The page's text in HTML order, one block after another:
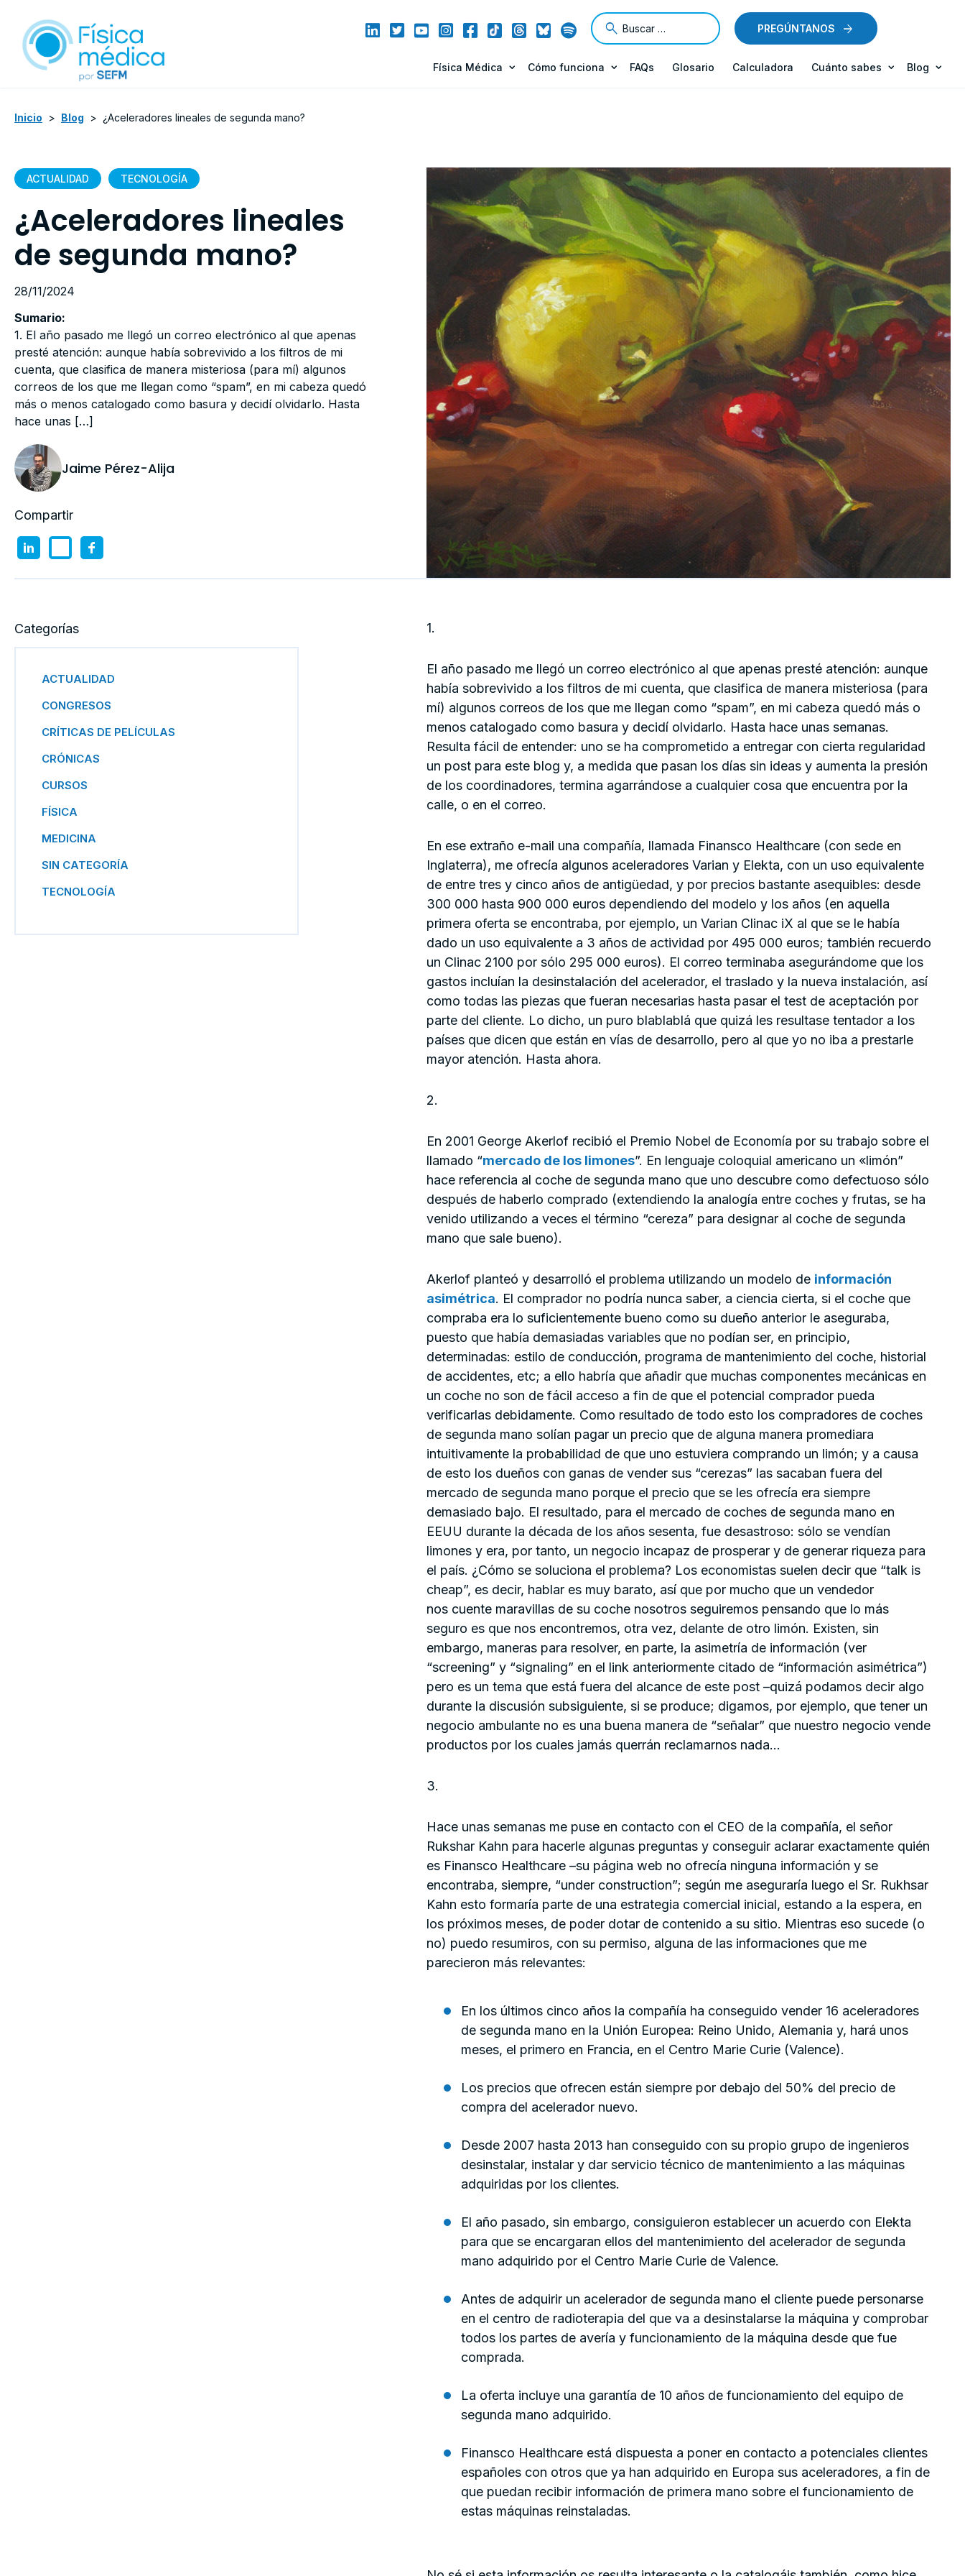
PREGÚNTANOS
Física Médica Cómo funciona FAQs Glosario Calculadora Cuánto sabes Blog
Inicio > Blog > ¿Aceleradores lineales de segunda mano?
ACTUALIDAD TECNOLOGÍA
¿Aceleradores lineales
de segunda mano?
28/11/2024
Sumario:
1. El año pasado me llegó un correo electrónico al que apenas
presté atención: aunque había sobrevivido a los filtros de mi
cuenta, que clasifica de manera misteriosa (para mí) algunos
correos de los que me llegan como “spam”, en mi cabeza quedó
más o menos catalogado como basura y decidí olvidarlo. Hasta
hace unas […]
Jaime Pérez-Alija
Compartir
Categorías
ACTUALIDAD
CONGRESOS
CRÍTICAS DE PELÍCULAS
CRÓNICAS
CURSOS
FÍSICA
MEDICINA
SIN CATEGORÍA
TECNOLOGÍA
1.
El año pasado me llegó un correo electrónico al que apenas presté atención: aunque
había sobrevivido a los filtros de mi cuenta, que clasifica de manera misteriosa (para
mí) algunos correos de los que me llegan como “spam”, en mi cabeza quedó más o
menos catalogado como basura y decidí olvidarlo. Hasta hace unas semanas.
Resulta fácil de entender: uno se ha comprometido a entregar con cierta regularidad
un post para este blog y, a medida que pasan los días sin ideas y aumenta la presión
de los coordinadores, termina agarrándose a cualquier cosa que encuentra por la
calle, o en el correo.
En ese extraño e-mail una compañía, llamada Finansco Healthcare (con sede en
Inglaterra), me ofrecía algunos aceleradores Varian y Elekta, con un uso equivalente
de entre tres y cinco años de antigüedad, y por precios bastante asequibles: desde
300 000 hasta 900 000 euros dependiendo del modelo y los años (en aquella
primera oferta se encontraba, por ejemplo, un Varian Clinac iX al que se le había
dado un uso equivalente a 3 años de actividad por 495 000 euros; también recuerdo
un Clinac 2100 por sólo 295 000 euros). El correo terminaba asegurándome que los
gastos incluían la desinstalación del acelerador, el traslado y la nueva instalación, así
como todas las piezas que fueran necesarias hasta pasar el test de aceptación por
parte del cliente. Lo dicho, un puro blablablá que quizá les resultase tentador a los
países que dicen que están en vías de desarrollo, pero al que yo no iba a prestarle
mayor atención. Hasta ahora.
2.
En 2001 George Akerlof recibió el Premio Nobel de Economía por su trabajo sobre el
llamado “mercado de los limones”. En lenguaje coloquial americano un «limón”
hace referencia al coche de segunda mano que uno descubre como defectuoso sólo
después de haberlo comprado (extendiendo la analogía entre coches y frutas, se ha
venido utilizando a veces el término “cereza” para designar al coche de segunda
mano que sale bueno).
Akerlof planteó y desarrolló el problema utilizando un modelo de información
asimétrica. El comprador no podría nunca saber, a ciencia cierta, si el coche que
compraba era lo suficientemente bueno como su dueño anterior le aseguraba,
puesto que había demasiadas variables que no podían ser, en principio,
determinadas: estilo de conducción, programa de mantenimiento del coche, historial
de accidentes, etc; a ello habría que añadir que muchas componentes mecánicas en
un coche no son de fácil acceso a fin de que el potencial comprador pueda
verificarlas debidamente. Como resultado de todo esto los compradores de coches
de segunda mano solían pagar un precio que de alguna manera promediara
intuitivamente la probabilidad de que uno estuviera comprando un limón; y a causa
de esto los dueños con ganas de vender sus “cerezas” las sacaban fuera del
mercado de segunda mano porque el precio que se les ofrecía era siempre
demasiado bajo. El resultado, para el mercado de coches de segunda mano en
EEUU durante la década de los años sesenta, fue desastroso: sólo se vendían
limones y era, por tanto, un negocio incapaz de prosperar y de generar riqueza para
el país. ¿Cómo se soluciona el problema? Los economistas suelen decir que “talk is
cheap”, es decir, hablar es muy barato, así que por mucho que un vendedor
nos cuente maravillas de su coche nosotros seguiremos pensando que lo más
seguro es que nos encontremos, otra vez, delante de otro limón. Existen, sin
embargo, maneras para resolver, en parte, la asimetría de información (ver
“screening” y “signaling” en el link anteriormente citado de “información asimétrica”)
pero es un tema que está fuera del alcance de este post –quizá podamos decir algo
durante la discusión subsiguiente, si se produce; digamos, por ejemplo, que tener un
negocio ambulante no es una buena manera de “señalar” que nuestro negocio vende
productos por los cuales jamás querrán reclamarnos nada…
3.
Hace unas semanas me puse en contacto con el CEO de la compañía, el señor
Rukshar Kahn para hacerle algunas preguntas y conseguir aclarar exactamente quién
es Finansco Healthcare –su página web no ofrecía ninguna información y se
encontraba, siempre, “under construction”; según me aseguraría luego el Sr. Rukhsar
Kahn esto formaría parte de una estrategia comercial inicial, estando a la espera, en
los próximos meses, de poder dotar de contenido a su sitio. Mientras eso sucede (o
no) puedo resumiros, con su permiso, alguna de las informaciones que me
parecieron más relevantes:
En los últimos cinco años la compañía ha conseguido vender 16 aceleradores
de segunda mano en la Unión Europea: Reino Unido, Alemania y, hará unos
meses, el primero en Francia, en el Centro Marie Curie (Valence).
Los precios que ofrecen están siempre por debajo del 50% del precio de
compra del acelerador nuevo.
Desde 2007 hasta 2013 han conseguido con su propio grupo de ingenieros
desinstalar, instalar y dar servicio técnico de mantenimiento a las máquinas
adquiridas por los clientes.
El año pasado, sin embargo, consiguieron establecer un acuerdo con Elekta
para que se encargaran ellos del mantenimiento del acelerador de segunda
mano adquirido por el Centro Marie Curie de Valence.
Antes de adquirir un acelerador de segunda mano el cliente puede personarse
en el centro de radioterapia del que va a desinstalarse la máquina y comprobar
todos los partes de avería y funcionamiento de la máquina desde que fue
comprada.
La oferta incluye una garantía de 10 años de funcionamiento del equipo de
segunda mano adquirido.
Finansco Healthcare está dispuesta a poner en contacto a potenciales clientes
españoles con otros que ya han adquirido en Europa sus aceleradores, a fin de
que puedan recibir información de primera mano sobre el funcionamiento de
estas máquinas reinstaladas.